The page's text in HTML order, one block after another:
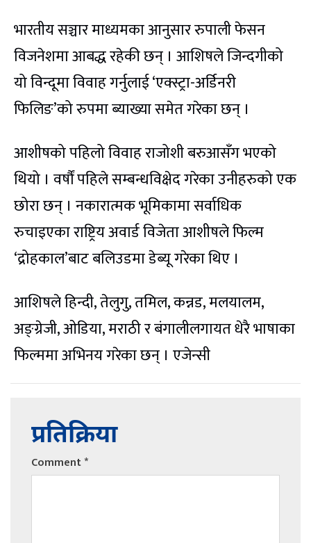
भारतीय सञ्चार माध्यमका आनुसार रुपाली फेसन
विजनेशमा आबद्ध रहेकी छन् । आशिषले जिन्दगीको
यो विन्दूमा विवाह गर्नुलाई ‘एक्स्ट्रा-अर्डिनरी
फिलिङ’को रुपमा ब्याख्या समेत गरेका छन् ।
आशीषको पहिलो विवाह राजोशी बरुआसँग भएको
थियो । वर्षौं पहिले सम्बन्धविक्षेद गरेका उनीहरुको एक
छोरा छन् । नकारात्मक भूमिकामा सर्वाधिक
रुचाइएका राष्ट्रिय अवार्ड विजेता आशीषले फिल्म
‘द्रोहकाल’बाट बलिउडमा डेब्यू गरेका थिए ।
आशिषले हिन्दी, तेलुगु, तमिल, कन्नड, मलयालम,
अङ्ग्रेजी, ओडिया, मराठी र बंगालीलगायत धेरै भाषाका
फिल्ममा अभिनय गरेका छन् । एजेन्सी
प्रतिक्रिया
Comment*